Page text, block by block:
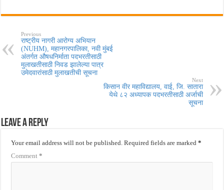
Previous
राष्ट्रीय नागरी आरोग्य अभियान
(NUHM), महानगरपालिका, नवी मुंबई
अंतर्गत औषधनिर्माता पदभरतीसाठी
मुलाखतीसाठी निवड झालेल्या पात्र
उमेदवारांसाठी मुलाखतीची सूचना
Next
किसान वीर महाविद्यालय, वाई, जि. सातारा
येथे ८२ अध्यापक पदभरतीसाठी अर्जाची
सूचना
Leave a Reply
Your email address will not be published. Required fields are marked*
Comment*